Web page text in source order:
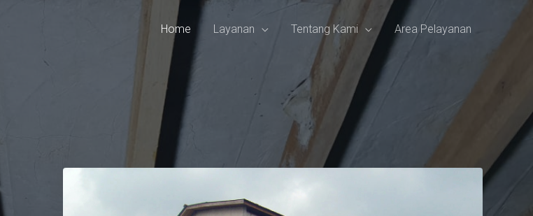
Home Layanan Tentang Kami Area Pelayanan